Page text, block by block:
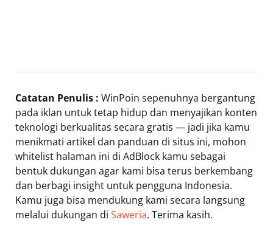
Catatan Penulis : WinPoin sepenuhnya bergantung
pada iklan untuk tetap hidup dan menyajikan konten
teknologi berkualitas secara gratis — jadi jika kamu
menikmati artikel dan panduan di situs ini, mohon
whitelist halaman ini di AdBlock kamu sebagai
bentuk dukungan agar kami bisa terus berkembang
dan berbagi insight untuk pengguna Indonesia.
Kamu juga bisa mendukung kami secara langsung
melalui dukungan di Saweria. Terima kasih.